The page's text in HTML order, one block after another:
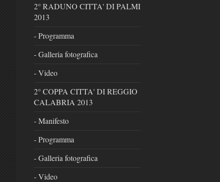
2° RADUNO CITTA' DI PALMI
2013
- Programma
- Galleria fotografica
- Video
2° COPPA CITTA' DI REGGIO
CALABRIA 2013
- Manifesto
- Programma
- Galleria fotografica
- Video